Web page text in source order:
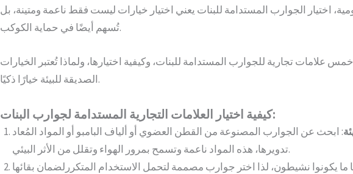
اختيار الجوارب المستدامة للبنات يعني اختيار خيارات ليست فقط ناعمة ومتينة، بل
تُسهم أيضًا في حماية الكوكب.
علامات تجارية للجوارب المستدامة للبنات، وكيفية اختيارها، ولماذا تُعتبر الخيارات
الصديقة للبيئة خيارًا ذكيًا.
كيفية اختيار العلامات التجارية المستدامة لجوارب البنات:
: ابحث عن الجوارب المصنوعة من القطن العضوي أو ألياف البامبو أو المواد المُعاد
تدويرها، هذه المواد ناعمة وتسمح بمرور الهواء وتقلل من الأثر البيئي.
ما يكونوا نشيطون، لذا اختر جوارب مصممة لتحمل الاستخدام المتكررلضمان بقائها